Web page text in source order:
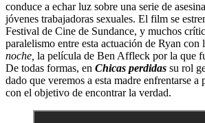
conduce a echar luz sobre una serie de
jóvenes trabajadoras sexuales. El film se
Festival de Cine de Sundance, y muchos
paralelismo entre esta actuación de Ryan con
noche, la película de Ben Affleck por la que
De todas formas, en Chicas perdidas su rol
dado que veremos a esta madre enfrentarse
con el objetivo de encontrar la verdad.